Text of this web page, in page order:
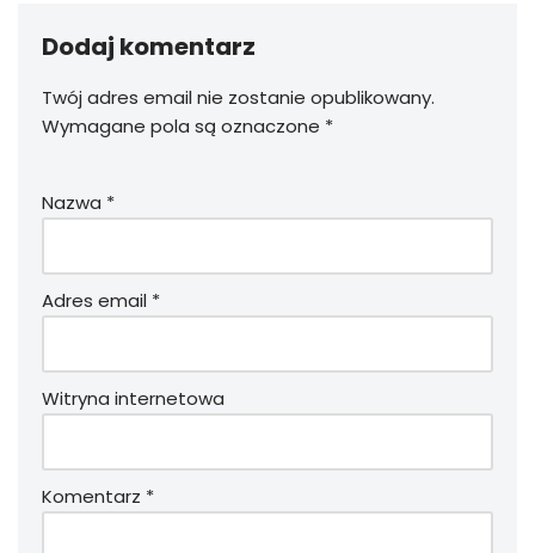
Dodaj komentarz
Twój adres email nie zostanie opublikowany.
Wymagane pola są oznaczone *
Nazwa *
Adres email *
Witryna internetowa
Komentarz *